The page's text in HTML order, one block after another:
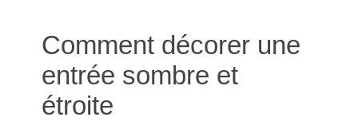
Comment décorer une
entrée sombre et
étroite